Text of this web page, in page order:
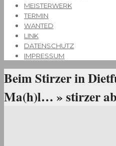
MEISTERWERK
TERMIN
WANTED
LINK
DATENSCHUTZ
IMPRESSUM
Beim Stirzer in
Ma(h)l… »stirzer